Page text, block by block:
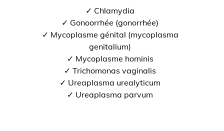
✓ Chlamydia
✓ Gonoorrhée (gonorrhée)
✓ Mycoplasme génital (mycoplasma
genitalium)
✓ Mycoplasme hominis
✓ Trichomonas vaginalis
✓ Ureaplasma urealyticum
✓ Ureaplasma parvum